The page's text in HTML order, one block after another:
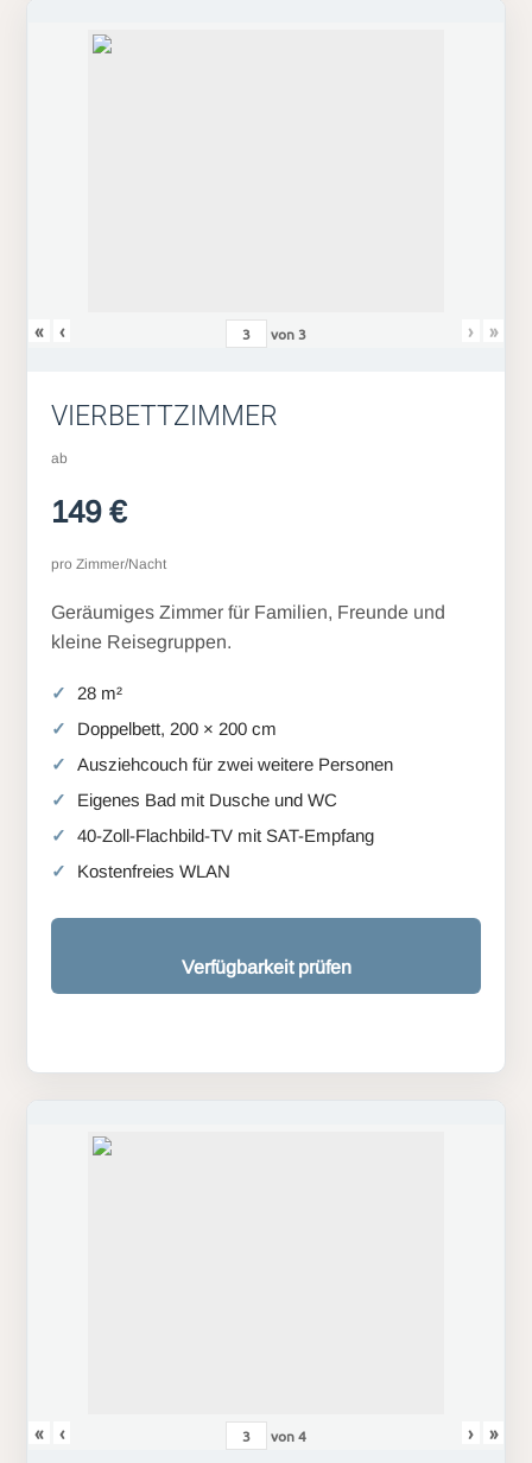
« ‹ von3 › »
VIERBETTZIMMER
ab
149 €
pro Zimmer/Nacht
Geräumiges Zimmer für Familien, Freunde und
kleine Reisegruppen.
28 m²
Doppelbett, 200 × 200 cm
Ausziehcouch für zwei weitere Personen
Eigenes Bad mit Dusche und WC
40-Zoll-Flachbild-TV mit SAT-Empfang
Kostenfreies WLAN
Verfügbarkeit prüfen
« ‹ von4 › »